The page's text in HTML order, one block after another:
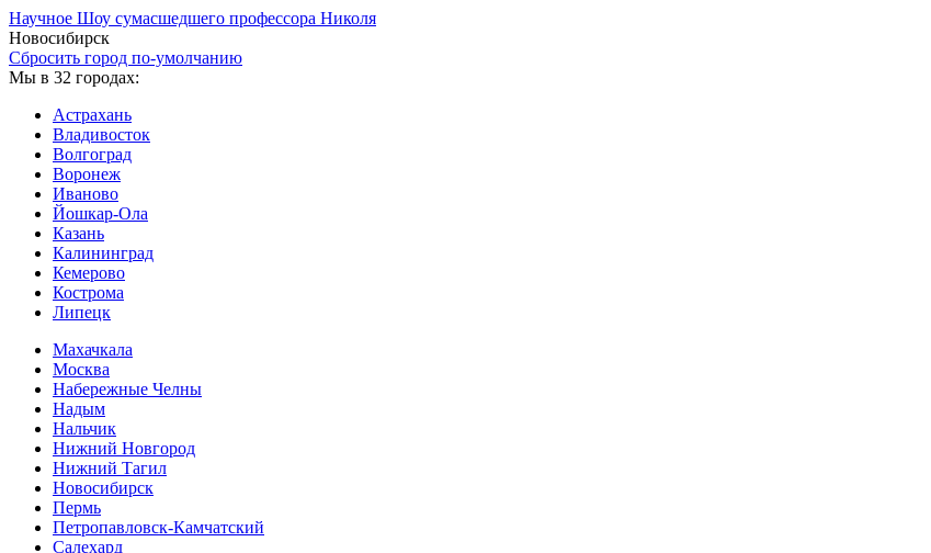
Научное Шоу сумасшедшего профессора Николя
Новосибирск
Сбросить город по-умолчанию
Мы в 32 городах:
Астрахань
Владивосток
Волгоград
Воронеж
Иваново
Йошкар-Ола
Казань
Калининград
Кемерово
Кострома
Липецк
Махачкала
Москва
Набережные Челны
Надым
Нальчик
Нижний Новгород
Нижний Тагил
Новосибирск
Пермь
Петропавловск-Камчатский
Салехард